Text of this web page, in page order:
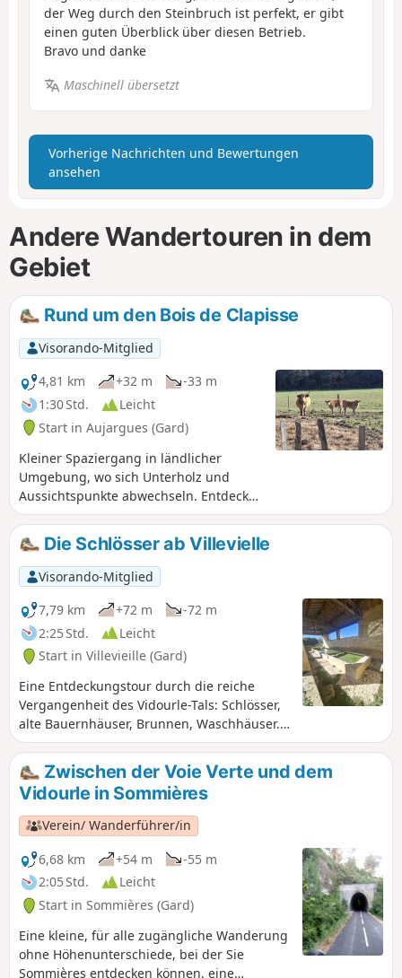
der Weg durch den Steinbruch ist perfekt, er gibt
einen guten Überblick über diesen Betrieb.
Bravo und danke
Maschinell übersetzt
Vorherige Nachrichten und Bewertungen
ansehen
Andere Wandertouren in dem
Gebiet
Rund um den Bois de Clapisse
Visorando-Mitglied
4,81 km
+32 m
-33 m
1:30 Std.
Leicht
Start in Aujargues (Gard)
Kleiner Spaziergang in ländlicher
Umgebung, wo sich Unterholz und
Aussichtspunkte abwechseln. Entdecken
Sie das wilde Heideland, das seit jeher
vom Menschen für den Anbau von
Nahrungsmitteln und die Schafweide
genutzt wird, sowie den Eichenwald für
die Herstellung von Holzkohle und
Glaswaren.
Die Schlösser ab Villevielle
Visorando-Mitglied
7,79 km
+72 m
-72 m
2:25 Std.
Leicht
Start in Villevieille (Gard)
Eine Entdeckungstour durch die reiche
Vergangenheit des Vidourle-Tals: Schlösser,
alte Bauernhäuser, Brunnen, Waschhäuser.
Einige Abschnitte auf asphaltierten Straßen
machen diese Tour für alle zugänglich.
Zwischen der Voie Verte und dem
Vidourle in Sommières
Verein/ Wanderführer/in
6,68 km
+54 m
-55 m
2:05 Std.
Leicht
Start in Sommières (Gard)
Eine kleine, für alle zugängliche Wanderung
ohne Höhenunterschiede, bei der Sie
Sommières entdecken können, eine